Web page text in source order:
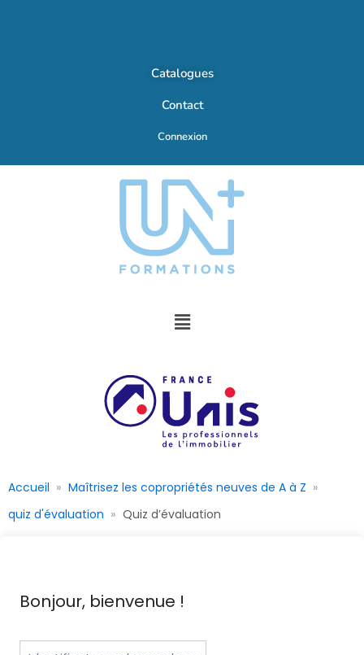
Catalogues
Contact
Connexion
Accueil
Maîtrisez les copropriétés neuves de A à Z
quiz d'évaluation
Quiz d’évaluation
Bonjour, bienvenue !